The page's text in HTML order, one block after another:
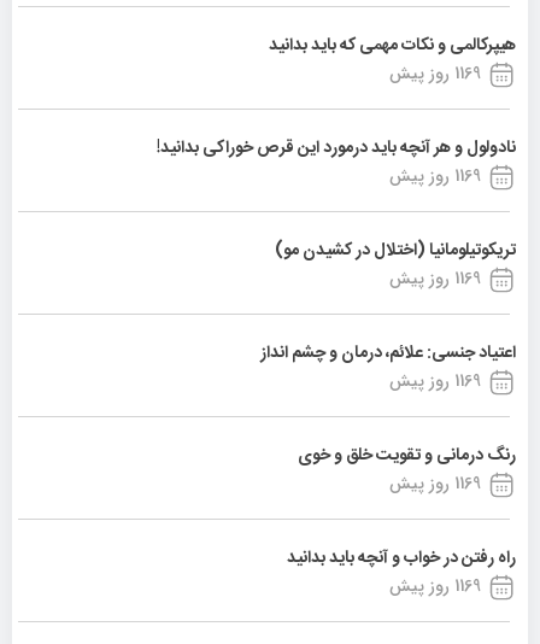
هیپرکالمی و نکات مهمی که باید بدانید
1169 روز پیش
نادولول و هر آنچه باید درمورد این قرص خوراکی بدانید!
1169 روز پیش
تریکوتیلومانیا (اختلال در کشیدن مو)
1169 روز پیش
اعتیاد جنسی: علائم، درمان و چشم انداز
1169 روز پیش
رنگ درمانی و تقویت خلق و خوی
1169 روز پیش
راه رفتن در خواب و آنچه باید بدانید
1169 روز پیش